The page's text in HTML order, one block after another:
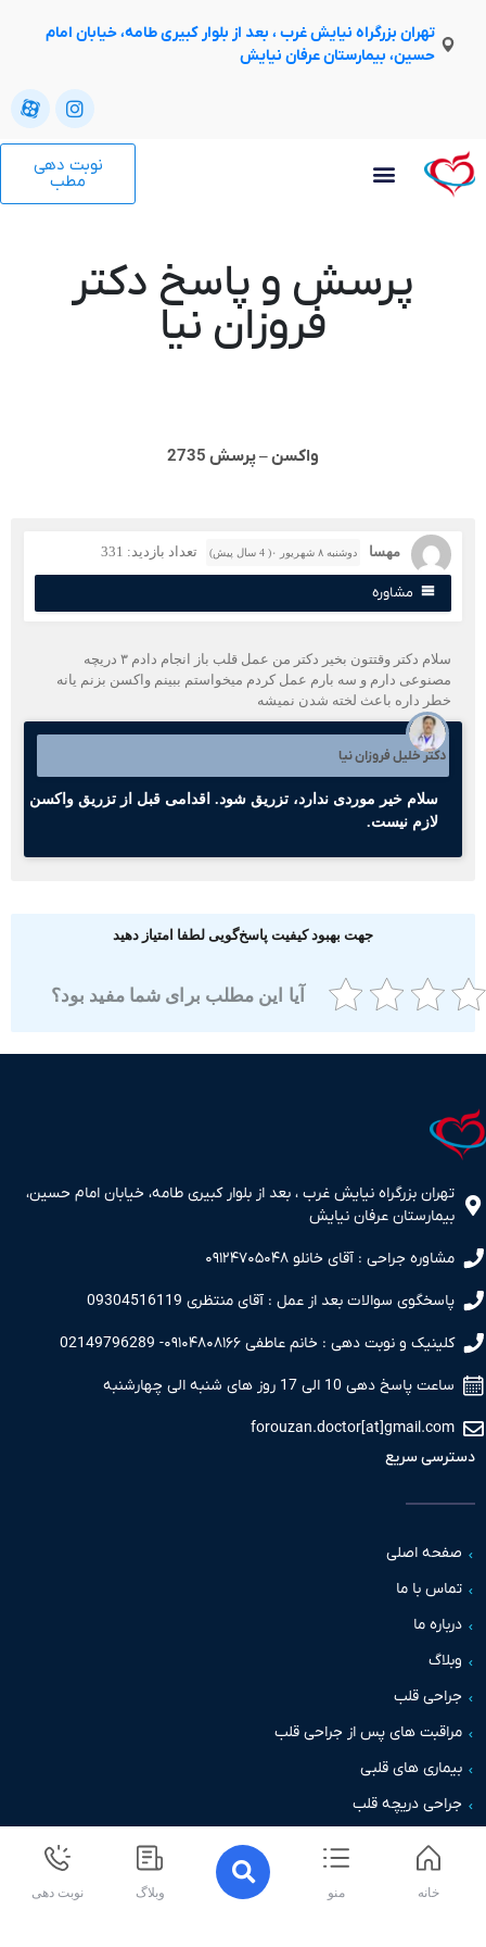
تهران بزرگراه نیایش غرب ، بعد از بلوار کبیری طامه، خیابان امام
حسین، بیمارستان عرفان نیایش
نوبت دهی
پرسش و پاسخ دکتر
فروزان نیا
واکسن – پرسش 2735
مهسا دوشنبه ۸ شهریور ۰( 4 سال پیش) تعداد بازدید: 331
مشاوره
سلام دکتر وقتتون بخیر دکتر من عمل قلب باز انجام دادم ۳ دریچه
دارم و سه بارم عمل کردم میخواستم ببینم واکسن بزنم یانه
داره باعث لخته شدن نمیشه
دکتر خلیل فروزان نیا
سلام خیر موردی ندارد، تزریق شود. اقدامی قبل از تزریق واکسن
لازم نیست.
جهت بهبود کیفیت پاسخ‌گویی لطفا امتیاز دهید
آیا این مطلب برای شما مفید بود؟
بزرگراه نیایش غرب ، بعد از بلوار کبیری طامه، خیابان امام حسین،
عرفان نیایش
جراحی : آقای خانلو ۰۹۱۲۴۷۰۵۰۴۸
سوالات بعد از عمل : آقای منتظری 09304516119
و نوبت دهی : خانم عاطفی ۰۹۱۰۴۸۰۸۱۶۶- 02149796289
دهی 10 الی 17 روز های شنبه الی چهارشنبه
سریع
اصلی
با ما
ما
قلب
های پس از جراحی قلب
های قلبی
دریچه قلب
نوبت دهی